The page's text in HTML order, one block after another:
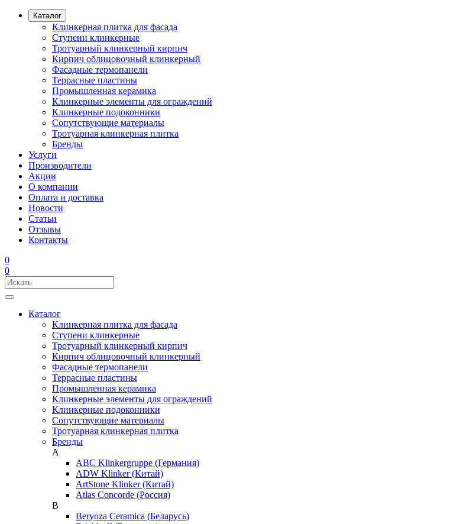
Каталог
Клинкерная плитка для фасада
Ступени клинкерные
Тротуарный клинкерный кирпич
Кирпич облицовочный клинкерный
Фасадные термопанели
Террасные пластины
Промышленная керамика
Клинкерные элементы для ограждений
Клинкерные подоконники
Сопутствующие материалы
Тротуарная клинкерная плитка
Бренды
Услуги
Производители
Акции
О компании
Оплата и доставка
Новости
Статьи
Отзывы
Контакты
0
0
Каталог
Клинкерная плитка для фасада
Ступени клинкерные
Тротуарный клинкерный кирпич
Кирпич облицовочный клинкерный
Фасадные термопанели
Террасные пластины
Промышленная керамика
Клинкерные элементы для ограждений
Клинкерные подоконники
Сопутствующие материалы
Тротуарная клинкерная плитка
Бренды
A
ABC Klinkergruppe (Германия)
ADW Klinker (Китай)
ArtStone Klinker (Китай)
Atlas Concorde (Россия)
B
Beryoza Ceramica (Беларусь)